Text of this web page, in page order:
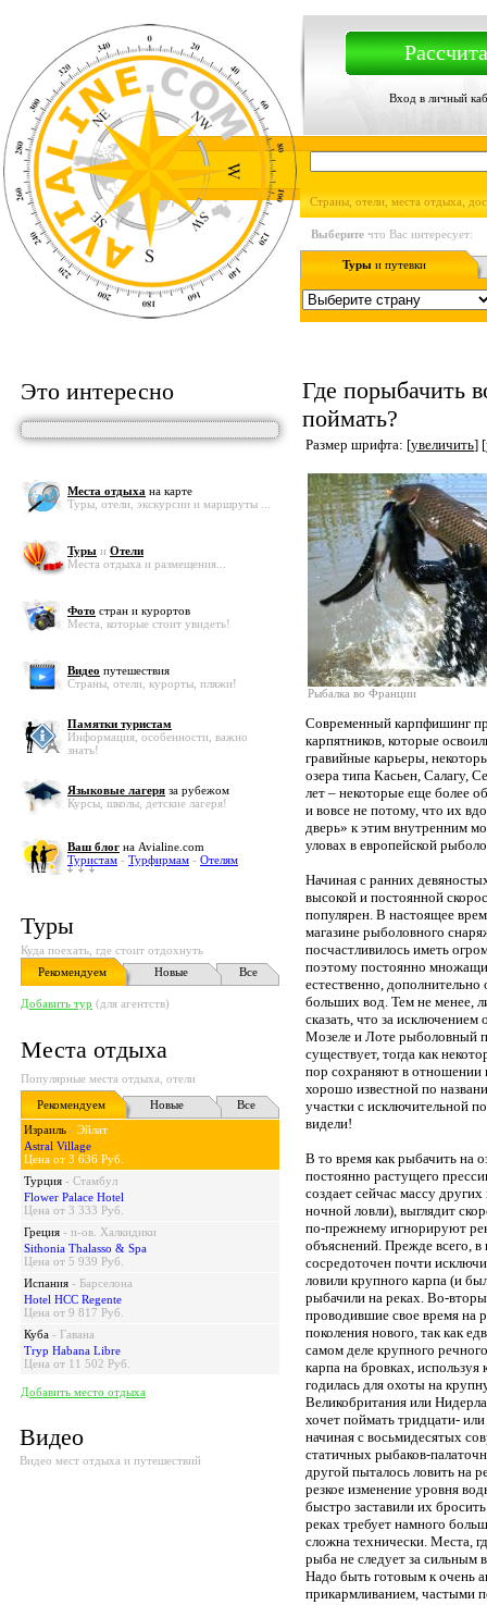
Вход в личный
Страны, отели, места отдыха,
Выберите что Вас интересует:
Туры и путевки
Это интересно
Места отдыха на карте
Туры, отели, экскурсии и маршруты ...
Туры и Отели
Места отдыха и размещения...
Фото стран и курортов
Места, которые стоит увидеть!
Видео путешествия
Страны, отели, курорты, пляжи!
Памятки туристам
Информация, особенности, важно
знать!
Языковые лагеря за рубежом
Курсы, школы, детские лагеря!
Ваш блог на Avialine.com
Туристам - Турфирмам - Отелям
Туры
Куда поехать, где стоит отдохнуть
Рекомендуем
Новые Все
Добавить тур (для агентств)
Места отдыха
Популярные места отдыха, отели
Рекомендуем
Новые
Все
Израиль - Эйлат
Astral Village
Цена от 3 636 Руб.
Турция - Стамбул
Flower Palace Hotel
Цена от 3 333 Руб.
Греция - п-ов. Халкидики
Sithonia Thalasso & Spa
Цена от 5 939 Руб.
Испания - Барселона
Hotel HCC Regente
Цена от 9 817 Руб.
Куба - Гавана
Tryp Habana Libre
Цена от 11 502 Руб.
Добавить место отдыха
Видео
Видео мест отдыха и путешествий
Где порыбачить
поймать?
Размер шрифта: [увеличить] [
Рыбалка во Франции
Современный карпфишинг
карпятников, которые
гравийные карьеры,
озера типа Касьен, Салагу,
лет – некоторые еще более
и вовсе не потому, что их
дверь» к этим внутренним
уловах в европейской
Начиная с ранних
высокой и постоянной
популярен. В настоящее
магазине рыболовного
посчастливилось иметь
поэтому постоянно
естественно,
больших вод. Тем не менее,
сказать, что за
Мозеле и Лоте рыболовный
существует, тогда как
пор сохраняют в отношении
хорошо известной по
участки с исключительной
видели!
В то время как рыбачить на
постоянно растущего
создает сейчас массу
ночной ловли), выглядит
по-прежнему игнорируют
объяснений. Прежде всего,
сосредоточен почти
ловили крупного карпа (и
рыбачили на реках. Во-
проводившие свое время на
поколения нового, так как
самом деле крупного
карпа на бровках, используя
годилась для охоты на
Великобритания или
хочет поймать тридцати-
начиная с восьмидесятых
статичных рыбаков-
другой пыталось ловить на
резкое изменение уровня
быстро заставили их
реках требует намного
сложна технически. Места,
рыба не следует за сильным
Надо быть готовым к очень
прикармливанием, частыми